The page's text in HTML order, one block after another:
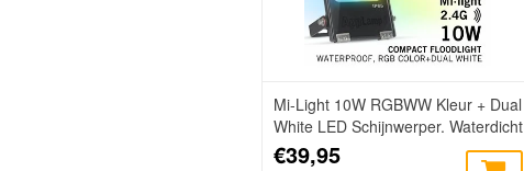
Mi-Light 10W RGBWW Kleur + Dual
White LED Schijnwerper. Waterdicht
IP65
€39,95